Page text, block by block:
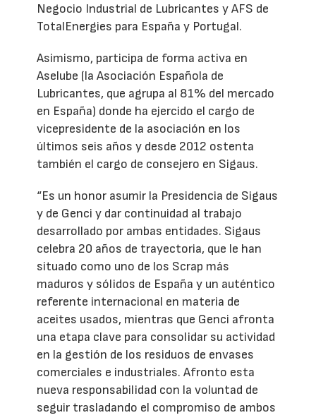
Negocio Industrial de Lubricantes y AFS de
TotalEnergies para España y Portugal.
Asimismo, participa de forma activa en
Aselube (la Asociación Española de
Lubricantes, que agrupa al 81% del mercado
en España) donde ha ejercido el cargo de
vicepresidente de la asociación en los
últimos seis años y desde 2012 ostenta
también el cargo de consejero en Sigaus.
“Es un honor asumir la Presidencia de Sigaus
y de Genci y dar continuidad al trabajo
desarrollado por ambas entidades. Sigaus
celebra 20 años de trayectoria, que le han
situado como uno de los Scrap más
maduros y sólidos de España y un auténtico
referente internacional en materia de
aceites usados, mientras que Genci afronta
una etapa clave para consolidar su actividad
en la gestión de los residuos de envases
comerciales e industriales. Afronto esta
nueva responsabilidad con la voluntad de
seguir trasladando el compromiso de ambos